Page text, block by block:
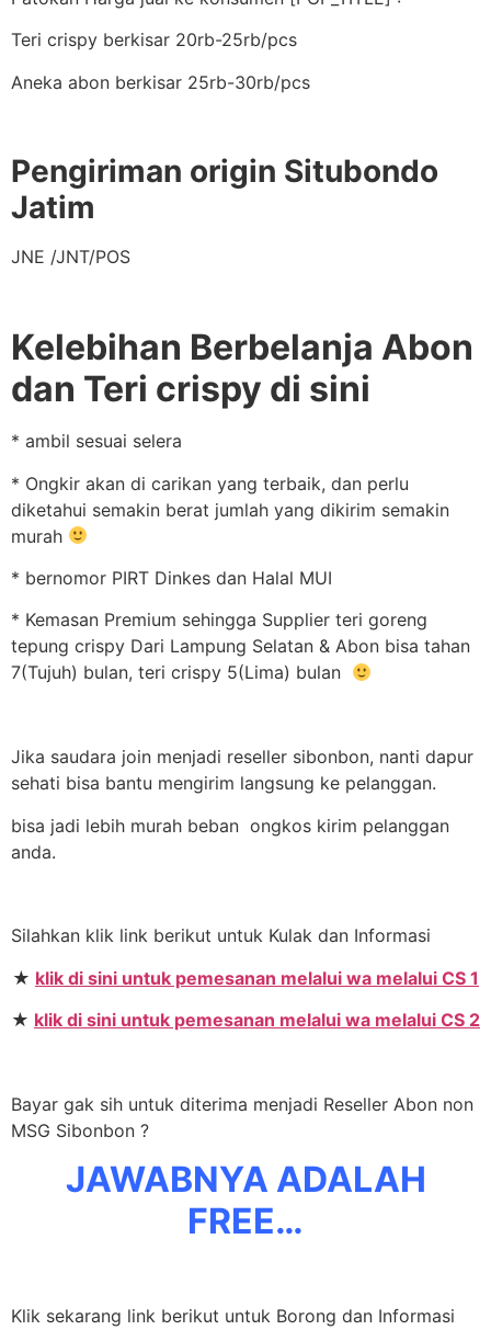
Teri crispy berkisar 20rb-25rb/pcs
Aneka abon berkisar 25rb-30rb/pcs
Pengiriman origin Situbondo
Jatim
JNE /JNT/POS
Kelebihan Berbelanja Abon
dan Teri crispy di sini
* ambil sesuai selera
* Ongkir akan di carikan yang terbaik, dan perlu
diketahui semakin berat jumlah yang dikirim semakin
murah
* bernomor PIRT Dinkes dan Halal MUI
* Kemasan Premium sehingga Supplier teri goreng
tepung crispy Dari Lampung Selatan & Abon bisa tahan
7(Tujuh) bulan, teri crispy 5(Lima) bulan
Jika saudara join menjadi reseller sibonbon, nanti dapur
sehati bisa bantu mengirim langsung ke pelanggan.
bisa jadi lebih murah beban ongkos kirim pelanggan
anda.
Silahkan klik link berikut untuk Kulak dan Informasi
★ klik di sini untuk pemesanan melalui wa melalui CS 1
★ klik di sini untuk pemesanan melalui wa melalui CS 2
Bayar gak sih untuk diterima menjadi Reseller Abon non
MSG Sibonbon ?
JAWABNYA ADALAH
FREE…
Klik sekarang link berikut untuk Borong dan Informasi